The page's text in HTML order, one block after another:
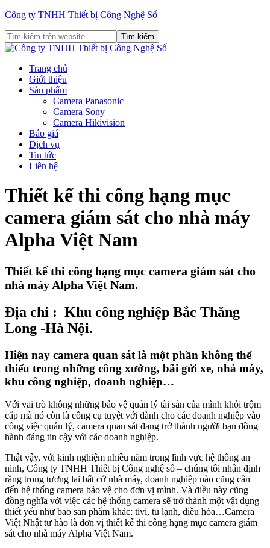
Công ty TNHH Thiết bị Công Nghệ Số
Trang chủ
Giới thiệu
Sản phẩm
Camera Panasonic
Camera Sony
Camera Hikivision
Báo giá
Dịch vụ
Tin tức
Liên hệ
Thiết kế thi công hạng mục
camera giám sát cho nhà máy
Alpha Việt Nam
Thiết kế thi công hạng mục camera giám sát cho
nhà máy Alpha Việt Nam.
Địa chỉ : Khu công nghiệp Bắc Thăng
Long -Hà Nội.
Hiện nay camera quan sát là một phần không thể
thiếu trong những công xưởng, bãi gửi xe, nhà máy,
khu công nghiệp, doanh nghiệp…
Với vai trò không những bảo vệ quản lý tài sản của mình khỏi trộm
cắp mà nó còn là công cụ tuyệt với dành cho các doanh nghiệp vào
công việc quản lý, camera quan sát đang trở thành người bạn đồng
hành đáng tin cậy với các doanh nghiệp.
Thật vậy, với kinh nghiệm nhiều năm trong lĩnh vực hệ thống an
ninh, Công ty TNHH Thiết bị Công nghệ số – chúng tôi nhận định
rằng trong tương lai bất cứ nhà máy, doanh nghiệp nào cũng cần
đến hệ thống camera bảo vệ cho đơn vị mình. Và điều này cũng
đồng nghĩa với việc các hệ thống camera sẽ trở thành một vật dụng
thiết yếu như bao sản phẩm khác: tivi, tủ lạnh, điều hòa…Camera
Việt Nhật tư hào là đơn vị thiết kế thi công hạng mục camera giám
sát cho nhà máy Alpha Việt Nam.